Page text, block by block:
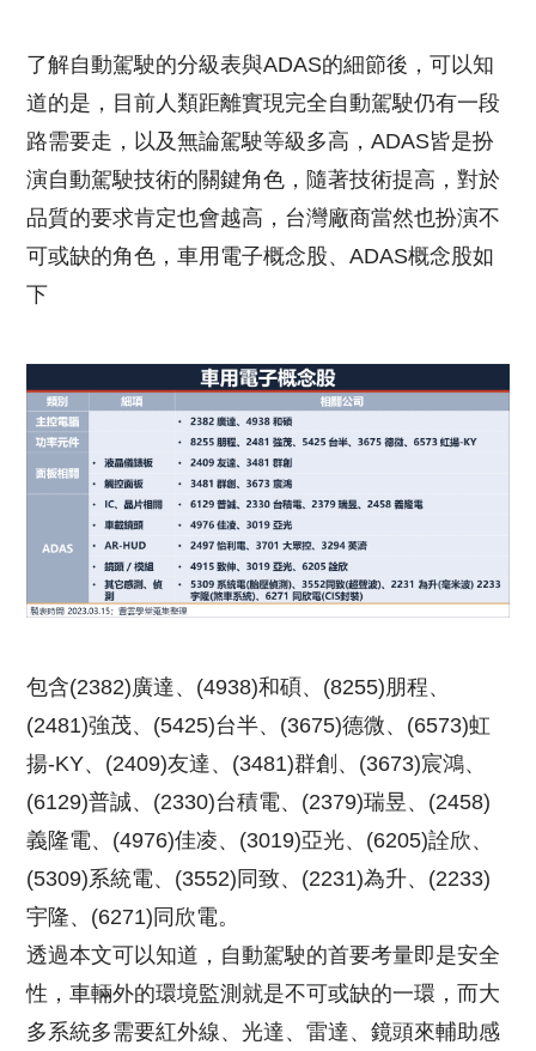
了解自動駕駛的分級表與ADAS的細節後，可以知
道的是，目前人類距離實現完全自動駕駛仍有一段
路需要走，以及無論駕駛等級多高，ADAS皆是扮
演自動駕駛技術的關鍵角色，隨著技術提高，對於
品質的要求肯定也會越高，台灣廠商當然也扮演不
可或缺的角色，車用電子概念股、ADAS概念股如
下
包含(2382)廣達、(4938)和碩、(8255)朋程、
(2481)強茂、(5425)台半、(3675)德微、(6573)虹
揚-KY、(2409)友達、(3481)群創、(3673)宸鴻、
(6129)普誠、(2330)台積電、(2379)瑞昱、(2458)
義隆電、(4976)佳凌、(3019)亞光、(6205)詮欣、
(5309)系統電、(3552)同致、(2231)為升、(2233)
宇隆、(6271)同欣電。
透過本文可以知道，自動駕駛的首要考量即是安全
性，車輛外的環境監測就是不可或缺的一環，而大
多系統多需要紅外線、光達、雷達、鏡頭來輔助感